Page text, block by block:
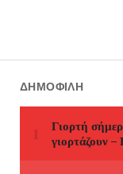
ΔΗΜΟΦΙΛΉ